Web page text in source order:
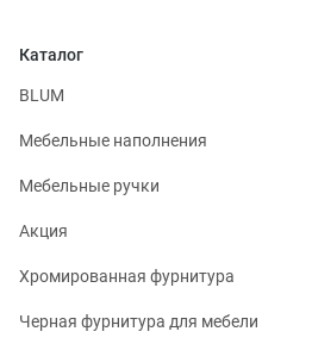
Каталог
BLUM
Мебельные наполнения
Мебельные ручки
Акция
Хромированная фурнитура
Черная фурнитура для мебели